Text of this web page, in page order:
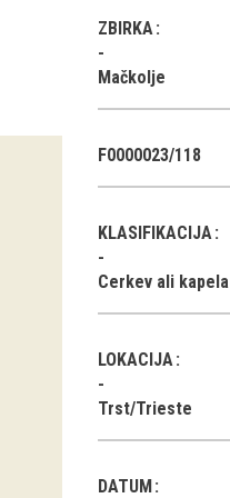
ZBIRKA
Mačkolje
F0000023/118
KLASIFIKACIJA
Cerkev ali kapela
LOKACIJA
Trst/Trieste
DATUM